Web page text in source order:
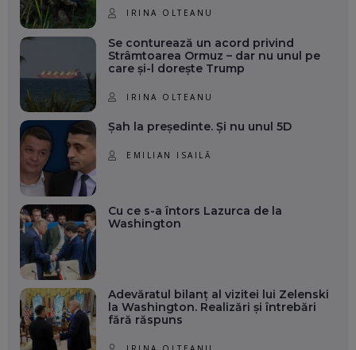
IRINA OLTEANU
Se conturează un acord privind
Strâmtoarea Ormuz – dar nu unul pe
care și-l dorește Trump
IRINA OLTEANU
Șah la președinte. Și nu unul 5D
EMILIAN ISAILĂ
Cu ce s-a întors Lazurca de la
Washington
Adevăratul bilanț al vizitei lui Zelenski
la Washington. Realizări și întrebări
fără răspuns